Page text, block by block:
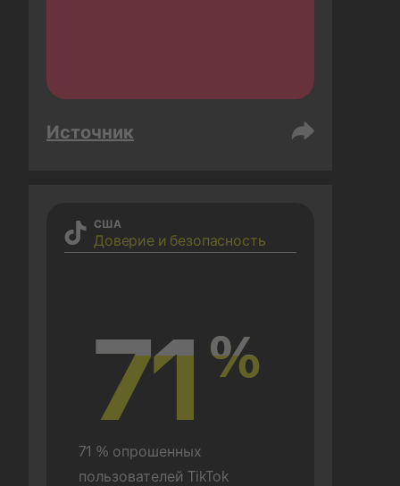
Источник
США
Доверие и безопасность
71 %
71 %
71 % опрошенных
пользователей TikTok